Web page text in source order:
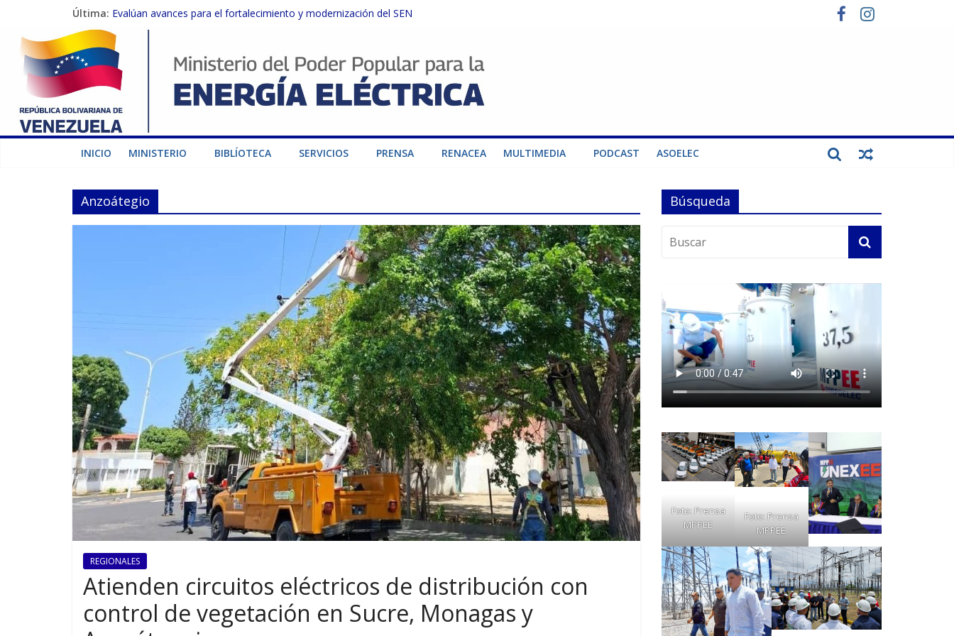
Última: Evalúan avances para el fortalecimiento y modernización del SEN
Inspeccionan trabajos de rehabilitación en instalaciones del SEN en Carabobo
Gobierno Nacional activa plan preventivo para fortalecer el SEN ante el fenómeno de El Niño
Termocarabobo recupera el 50% de su capacidad de generación para fortalecer el SEN
Condecoran a trabajadores del sector eléctrico por su heroica labor tras el doble sismo del 24-J
INICIO MINISTERIO BIBLÍOTECA SERVICIOS PRENSA RENACEA MULTIMEDIA PODCAST ASOELEC
Anzoátegio
REGIONALES
Atienden circuitos eléctricos de distribución con
control de vegetación en Sucre, Monagas y
Búsqueda
Foto: Prensa
MPPEE
Foto: Prensa
MPPEE